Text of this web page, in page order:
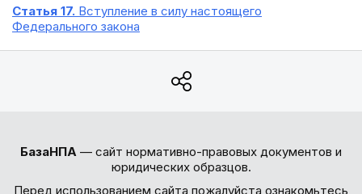
Статья 17. Вступление в силу настоящего
Федерального закона
БазаНПА — сайт нормативно-правовых документов и
юридических образцов.
Перед использованием сайта пожалуйста ознакомьтесь